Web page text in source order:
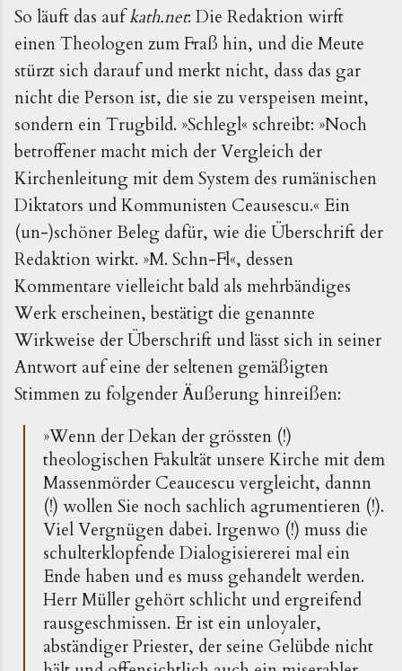
So läuft das aufkath.net: Die Redaktion wirft
einen Theologen zum Fraß hin, und die Meute
stürzt sich darauf und merkt nicht, dass das gar
nicht die Person ist, die sie zu verspeisen meint,
sondern ein Trugbild. »Schlegl« schreibt: »Noch
betroffener macht mich der Vergleich der
Kirchenleitung mit dem System des rumänischen
Diktators und Kommunisten Ceausescu.« Ein
(un-)schöner Beleg dafür, wie die Überschrift der
Redaktion wirkt. »M. Schn-Fl«, dessen
Kommentare vielleicht bald als mehrbändiges
Werk erscheinen, bestätigt die genannte
Wirkweise der Überschrift und lässt sich in seiner
Antwort auf eine der seltenen gemäßigten
Stimmen zu folgender Äußerung hinreißen:
»Wenn der Dekan der grössten (!)
theologischen Fakultät unsere Kirche mit dem
Massenmörder Ceaucescu vergleicht, dannn
(!) wollen Sie noch sachlich agrumentieren (!).
Viel Vergnügen dabei. Irgenwo (!) muss die
schulterklopfende Dialogisiererei mal ein
Ende haben und es muss gehandelt werden.
Herr Müller gehört schlicht und ergreifend
rausgeschmissen. Er ist ein unloyaler,
abständiger Priester, der seine Gelübde nicht